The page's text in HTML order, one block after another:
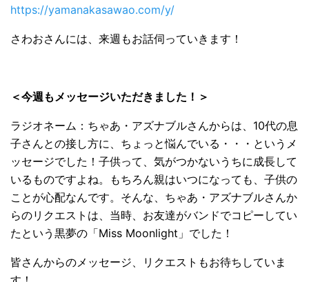
https://yamanakasawao.com/y/
さわおさんには、来週もお話伺っていきます！
＜今週もメッセージいただきました！＞
ラジオネーム：ちゃあ・アズナブルさんからは、10代の息
子さんとの接し方に、ちょっと悩んでいる・・・というメ
ッセージでした！子供って、気がつかないうちに成長して
いるものですよね。もちろん親はいつになっても、子供の
ことが心配なんです。そんな、ちゃあ・アズナブルさんか
らのリクエストは、当時、お友達がバンドでコピーしてい
たという黒夢の「Miss Moonlight」でした！
皆さんからのメッセージ、リクエストもお待ちしていま